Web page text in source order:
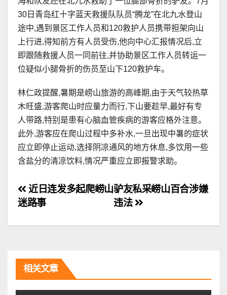
30日青岛红十字蓝天救援队队员“腾龙”在北九水登山
途中,遇到景区工作人员和120救护人员携带担架向山
上行进,得知前方有人员受伤,他向中心汇报情况后,立
即跟随救援人员一同前往,并协助景区工作人员转运一
位疑似小腿骨折的伤员至山下120救护车。
林仁政提醒,暑期是崂山旅游的高峰期,由于天气较热草
木旺盛,游客爬山时应量力而行,下山要趁早,最好有专
人带路,特别是患有心脑血管疾病的游客应格外注意。
此外,游客应在爬山过程中多补水,一旦出现中暑的症状
应立即停止运动,选择阴凉通风的地方休息,多饮用一些
含盐分的清凉饮料,情况严重应立即报警求助。
文
章
航
驴友私采崂山百合涉嫌
违法
近日连发多起爬崂山
迷路事
相关文章